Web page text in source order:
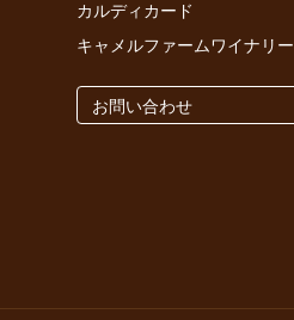
カルディカード
キャメルファームワイナリー
お問い合わせ